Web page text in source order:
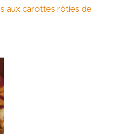
aux carottes rôties de